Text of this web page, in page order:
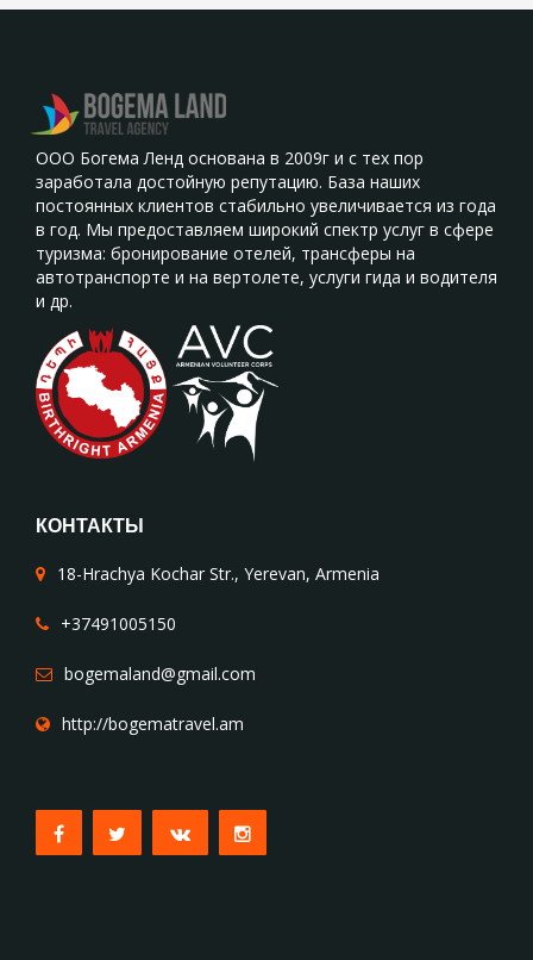
ООО Богема Ленд основана в 2009г и с тех пор
заработала достойную репутацию. База наших
постоянных клиентов стабильно увеличивается из года
в год. Мы предоставляем широкий спектр услуг в сфере
туризма: бронирование отелей, трансферы на
автотранспорте и на вертолете, услуги гида и водителя
и др.
КОНТАКТЫ
18-Hrachya Kochar Str., Yerevan, Armenia
+37491005150
bogemaland@gmail.com
http://bogematravel.am